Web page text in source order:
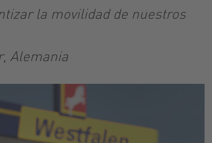
la movilidad de nuestros
Alemania